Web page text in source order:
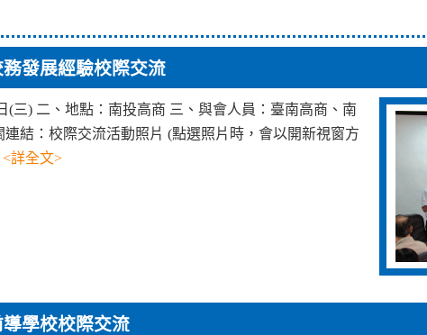
務發展經驗校際交流
(三) 二、地點：南投高商 三、與會人員：臺南高商、南
結：校際交流活動照片 (點選照片時，會以開新視窗方
<詳全文>
導學校校際交流